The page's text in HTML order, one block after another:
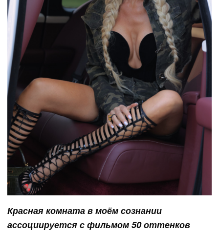
Красная комната в моём сознании
ассоциируется с фильмом 50 оттенков